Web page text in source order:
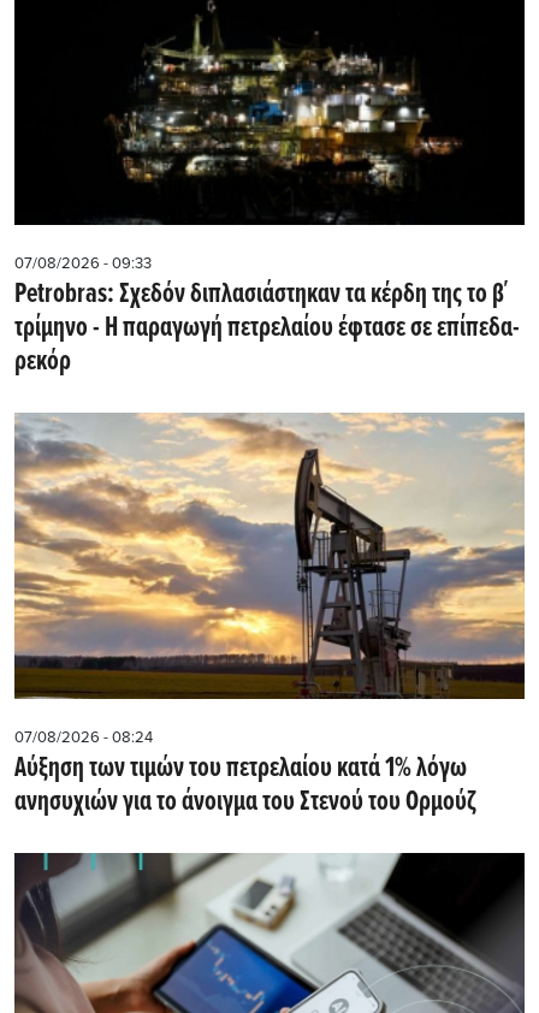
07/08/2026 - 09:33
Petrobras: Σχεδόν διπλασιάστηκαν τα κέρδη της το β΄
τρίμηνο - Η παραγωγή πετρελαίου έφτασε σε επίπεδα-
ρεκόρ
07/08/2026 - 08:24
Αύξηση των τιμών του πετρελαίου κατά 1% λόγω
ανησυχιών για το άνοιγμα του Στενού του Ορμούζ